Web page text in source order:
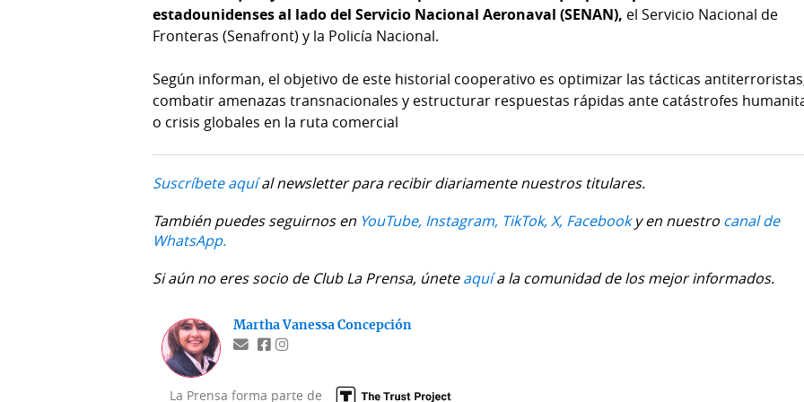
estadounidenses al lado del Servicio Nacional Aeronaval (SENAN), el Servicio Nacional de
Fronteras (Senafront) y la Policía Nacional.
Según informan, el objetivo de este historial cooperativo es optimizar las tácticas
combatir amenazas transnacionales y estructurar respuestas rápidas ante catástrofes
o crisis globales en la ruta comercial
Suscríbete aquíal newsletter para recibir diariamente nuestros titulares.
También puedes seguirnos en YouTube, Instagram, TikTok, X, Facebooky en nuestro canal de
WhatsApp.
Si aún no eres socio de Club La Prensa, úneteaquía la comunidad de los mejor informados.
Martha Vanessa Concepción
La Prensa forma parte de